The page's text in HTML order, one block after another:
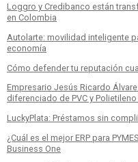
Loggro y Credibanco están
en Colombia
Autolarte: movilidad inteligente
economía
Cómo defender tu reputación
Empresario Jesús Ricardo
diferenciado de PVC y
LuckyPlata: Préstamos sin
¿Cuál es el mejor ERP para
Business One